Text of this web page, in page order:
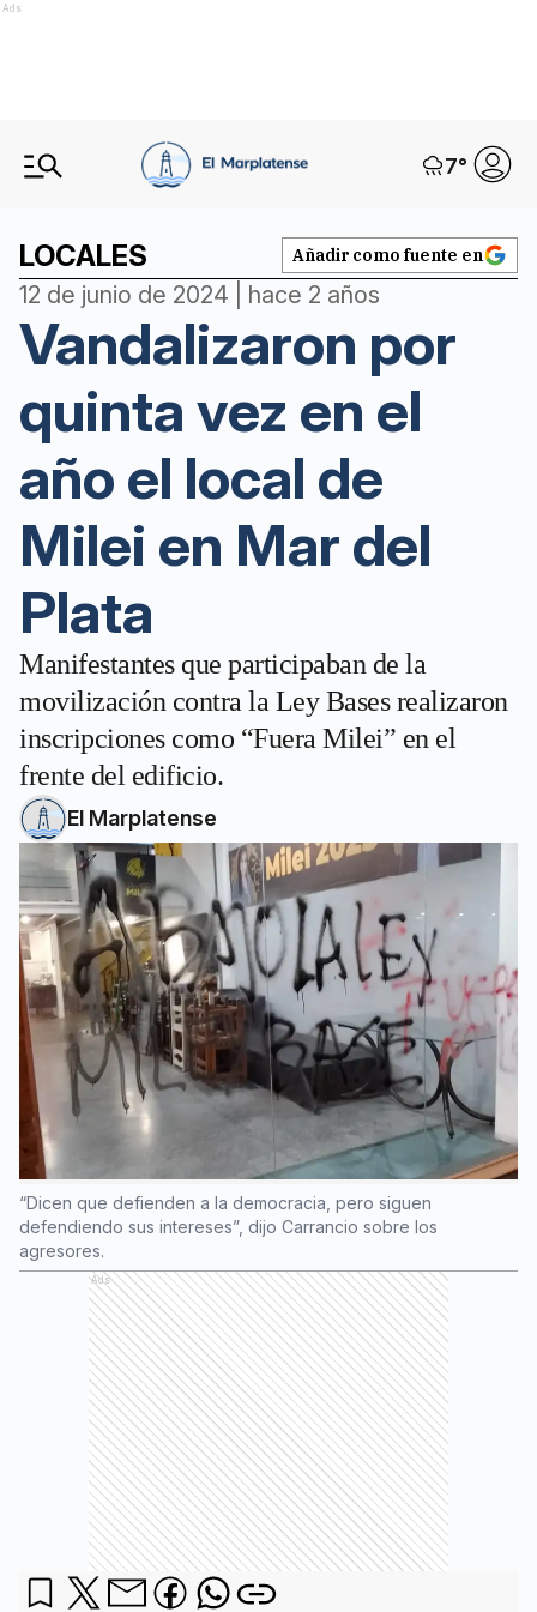
Ads
7°
LOCALES Añadir como fuente en
12 de junio de 2024 | hace 2 años
Vandalizaron por
quinta vez en el
año el local de
Milei en Mar del
Plata
Manifestantes que participaban de la
movilización contra la Ley Bases realizaron
inscripciones como “Fuera Milei” en el
frente del edificio.
El Marplatense
“Dicen que defienden a la democracia, pero siguen
defendiendo sus intereses”, dijo Carrancio sobre los
agresores.
Ads